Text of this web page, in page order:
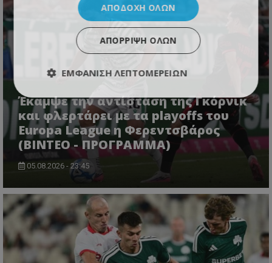
Έκαμψε την αντίσταση της Γκόρνικ
και φλερτάρει με τα playoffs του
Europa League η Φερεντσβάρος
(ΒΙΝΤΕΟ - ΠΡΟΓΡΑΜΜΑ)
05.08.2026 - 23:45
ΑΠΟΔΟΧΉ ΌΛΩΝ
ΑΠΌΡΡΙΨΗ ΌΛΩΝ
ΕΜΦΆΝΙΣΗ ΛΕΠΤΟΜΕΡΕΙΏΝ